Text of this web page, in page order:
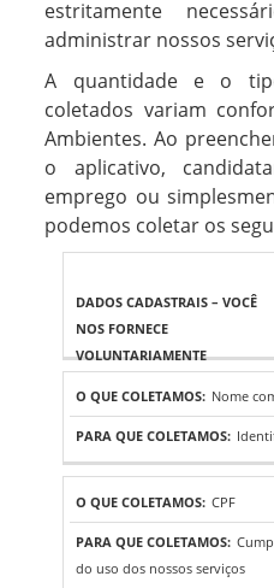
estritamente
administrar nossos
A quantidade e o
coletados variam
Ambientes. Ao
o aplicativo,
emprego ou
podemos coletar os
COLETAMOS
DADOS
CADASTRAIS –
VOCÊ NOS
FORNECE
VOLUNTARIAMENTE
Nome
CPF
do uso dos nossos serviços